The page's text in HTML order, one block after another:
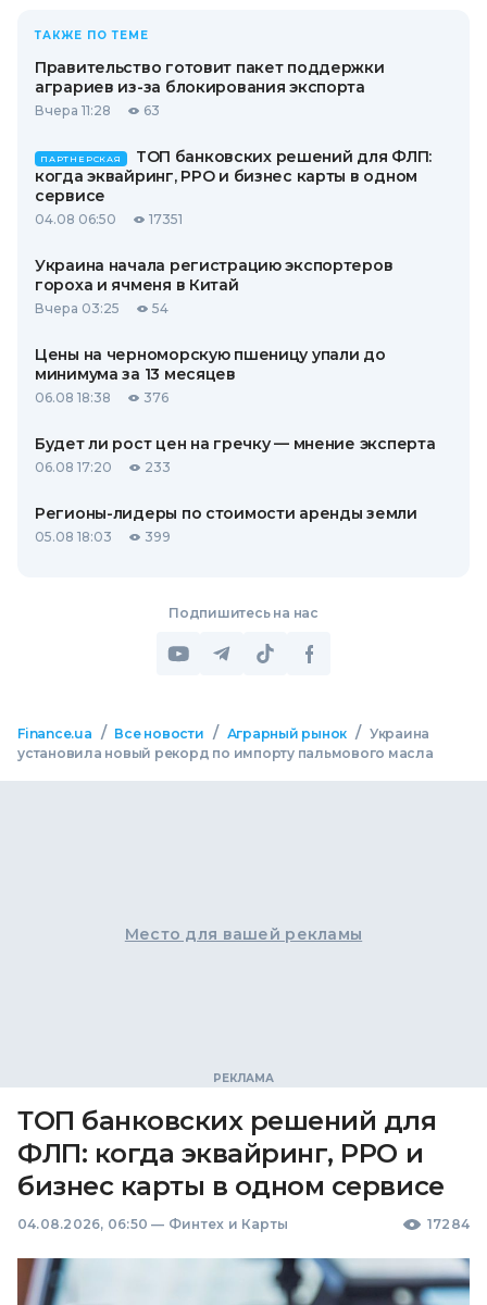
ТАКЖЕ ПО ТЕМЕ
Правительство готовит пакет поддержки
аграриев из-за блокирования экспорта
Вчера 11:28 63
ПАРТНЕРСКАЯ
ТОП банковских решений для ФЛП:
когда эквайринг, РРО и бизнес карты в одном
сервисе
04.08 06:50 17351
Украина начала регистрацию экспортеров
гороха и ячменя в Китай
Вчера 03:25 54
Цены на черноморскую пшеницу упали до
минимума за 13 месяцев
06.08 18:38 376
Будет ли рост цен на гречку — мнение эксперта
06.08 17:20 233
Регионы-лидеры по стоимости аренды земли
05.08 18:03 399
Подпишитесь на нас
Finance.ua / Все новости / Аграрный рынок / Украина
установила новый рекорд по импорту пальмового масла
Место для вашей рекламы
ТОП банковских решений для
ФЛП: когда эквайринг, РРО и
бизнес карты в одном сервисе
04.08.2026, 06:50 — Финтех и Карты 17284